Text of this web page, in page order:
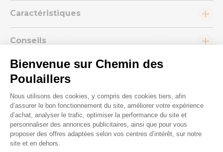
Bienvenue sur Chemin des
Poulaillers
Plateforme de Gestion du
Nous utilisons des cookies, y compris des cookies tiers, afin
d’assurer le bon fonctionnement du site, améliorer votre expérience
d’achat, analyser le trafic, optimiser la performance du site et
personnaliser des annonces publicitaires, ainsi que pour vous
proposer des offres adaptées selon vos centres d’intérêt, sur notre
site et en dehors.
Caractéristiques
Conseils
Nous répondons à toutes vos
questions ;)